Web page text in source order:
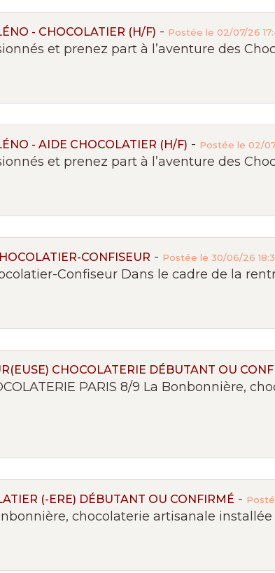
- CHOCOLATIER (H/F) - Postée le 02/07/26
et prenez part à l’aventure des
- AIDE CHOCOLATIER (H/F) - Postée le 02/
et prenez part à l’aventure des
CONFISEUR - Postée le 30/06/26
Confiseur Dans le cadre de la
CHOCOLATERIE DÉBUTANT OU
PARIS 8/9 La Bonbonnière,
(-ERE) DÉBUTANT OU CONFIRMÉ -
chocolaterie artisanale